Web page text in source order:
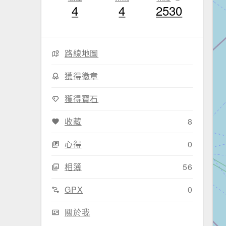
4 4 2530
路線地圖
獲得徽章
獲得寶石
收藏
8
心得
0
相簿
56
GPX
0
關於我